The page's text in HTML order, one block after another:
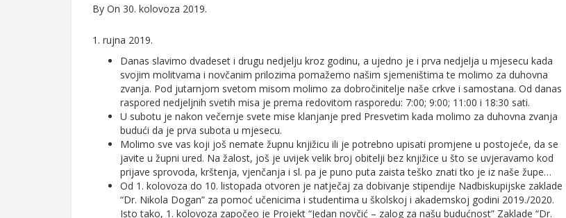
By On 30. kolovoza 2019.
1. rujna 2019.
Danas slavimo dvadeset i drugu nedjelju kroz godinu, a ujedno je i prva nedjelja u mjesecu kada
svojim molitvama i novčanim prilozima pomažemo našim sjemeništima te molimo za duhovna
zvanja. Pod jutarnjom svetom misom molimo za dobročinitelje naše crkve i samostana. Od danas
raspored nedjeljnih svetih misa je prema redovitom rasporedu: 7:00; 9:00; 11:00 i 18:30 sati.
U subotu je nakon večernje svete mise klanjanje pred Presvetim kada molimo za duhovna zvanja
budući da je prva subota u mjesecu.
Molimo sve vas koji još nemate župnu knjižicu ili je potrebno upisati promjene u postojeće, da se
javite u župni ured. Na žalost, još je uvijek velik broj obitelji bez knjižice u što se uvjeravamo kod
prijave sprovoda, krštenja, vjenčanja i sl. pa je puno puta zaista teško znati tko je iz naše župe…
Od 1. kolovoza do 10. listopada otvoren je natječaj za dobivanje stipendije Nadbiskupijske zaklade
“Dr. Nikola Dogan” za pomoć učenicima i studentima u školskoj i akademskoj godini 2019./2020.
Isto tako, 1. kolovoza započeo je Projekt “Jedan novčić – zalog za našu budućnost” Zaklade “Dr.